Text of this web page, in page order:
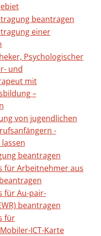
beantragen
einer
Psychologischer
und
mit
–
von jugendlichen
-
beantragen
für Arbeitnehmer aus
für Au-pair-
beantragen
für
ICT-Karte